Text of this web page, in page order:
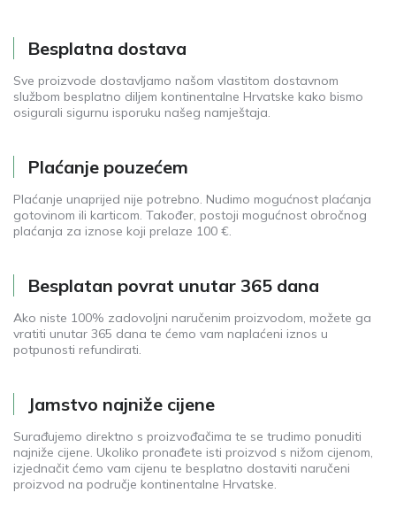
Besplatna dostava
Sve proizvode dostavljamo našom vlastitom dostavnom
službom besplatno diljem kontinentalne Hrvatske kako bismo
osigurali sigurnu isporuku našeg namještaja.
Plaćanje pouzećem
Plaćanje unaprijed nije potrebno. Nudimo mogućnost plaćanja
gotovinom ili karticom. Također, postoji mogućnost obročnog
plaćanja za iznose koji prelaze 100 €.
Besplatan povrat unutar 365 dana
Ako niste 100% zadovoljni naručenim proizvodom, možete ga
vratiti unutar 365 dana te ćemo vam naplaćeni iznos u
potpunosti refundirati.
Jamstvo najniže cijene
Surađujemo direktno s proizvođačima te se trudimo ponuditi
najniže cijene. Ukoliko pronađete isti proizvod s nižom cijenom,
izjednačit ćemo vam cijenu te besplatno dostaviti naručeni
proizvod na područje kontinentalne Hrvatske.